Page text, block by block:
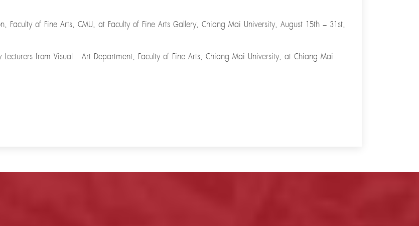
Faculty of Fine Arts, CMU, at Faculty of Fine Arts Gallery, Chiang Mai University, August 15th – 31st,
Lecturers from Visual Art Department, Faculty of Fine Arts, Chiang Mai University, at Chiang Mai